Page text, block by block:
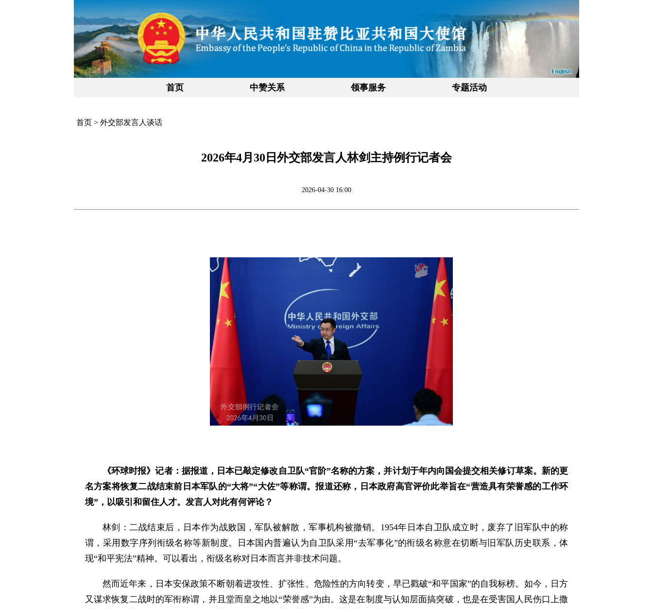
首页 中赞关系 领事服务 专题活动
首页 > 外交部发言人谈话
2026年4月30日外交部发言人林剑主持例行记者会
2026-04-30 16:00
《环球时报》记者：据报道，日本已敲定修改自卫队“官阶”名称的方案，并计划于年内向国会提交相关修订草案。新的更
名方案将恢复二战结束前日本军队的“大将”“大佐”等称谓。报道还称，日本政府高官评价此举旨在“营造具有荣誉感的工作环
境”，以吸引和留住人才。发言人对此有何评论？
林剑：二战结束后，日本作为战败国，军队被解散，军事机构被撤销。1954年日本自卫队成立时，废弃了旧军队中的称
谓，采用数字序列衔级名称等新制度。日本国内普遍认为自卫队采用“去军事化”的衔级名称意在切断与旧军队历史联系，体
现“和平宪法”精神。可以看出，衔级名称对日本而言并非技术问题。
然而近年来，日本安保政策不断朝着进攻性、扩张性、危险性的方向转变，早已戳破“和平国家”的自我标榜。如今，日方
又谋求恢复二战时的军衔称谓，并且堂而皇之地以“荣誉感”为由。这是在制度与认知层面搞突破，也是在受害国人民伤口上撒